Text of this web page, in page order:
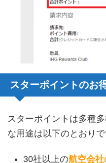
スターポイントのお
スターポイントは多種
な用途は以下のとおりで
30社以上の航空会